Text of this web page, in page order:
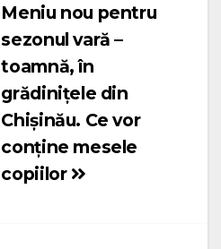
Meniu nou pentru
sezonul vară –
toamnă, în
grădinițele din
Chișinău. Ce vor
conține mesele
copiilor